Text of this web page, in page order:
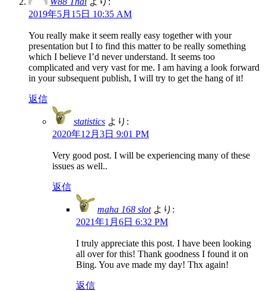
2019年5月15日 10:35 AM
You really make it seem really easy together with your
presentation but I to find this matter to be really something
which I believe I’d never understand. It seems too
complicated and very vast for me. I am having a look forward
in your subsequent publish, I will try to get the hang of it!
返信
statistics より:
2020年12月3日 9:01 PM
Very good post. I will be experiencing many of these
issues as well..
返信
maha 168 slot より:
2021年1月6日 6:32 PM
I truly appreciate this post. I have been looking
all over for this! Thank goodness I found it on
Bing. You ave made my day! Thx again!
返信